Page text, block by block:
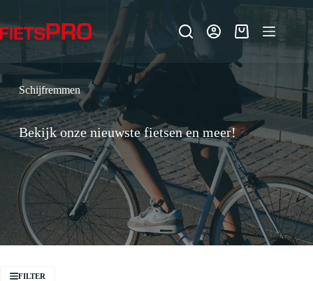
de
inhoud
Winkelwagen
Schijfremmen
Bekijk onze nieuwste fietsen en meer!
FILTER